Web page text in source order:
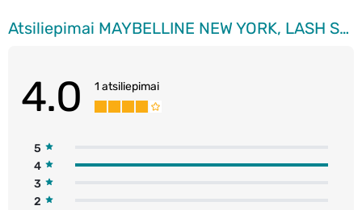
Atsiliepimai MAYBELLINE NEW YORK, LASH SENSATIONAL, SKY HIGH, blakstienų tušas, SPACE DIAMOND, 8 ml.
4.0 1 atsiliepimai
5
4
3
2